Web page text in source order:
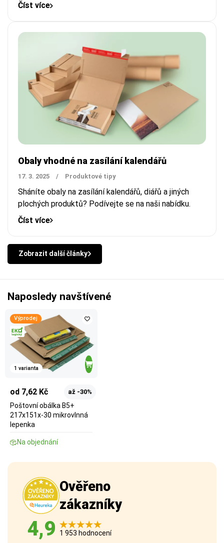
Číst více
Obaly vhodné na zasílání kalendářů
17. 3. 2025 / Produktové tipy
Sháníte obaly na zasílání kalendářů, diářů a jiných
plochých produktů? Podívejte se na naši nabídku.
Číst více
Zobrazit další články
Naposledy navštívené
Výprodej
1 varianta
od 7,62 Kč až -30%
Poštovní obálka B5+
217x151x-30 mikrovlnná
lepenka
Na objednání
Ověřeno
zákazníky
4,9 1 953 hodnocení